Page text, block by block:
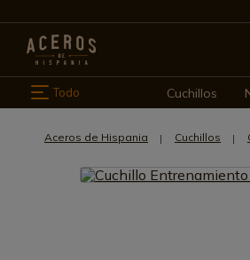
Todo Cuchillos
Aceros de Hispania Cuchillos